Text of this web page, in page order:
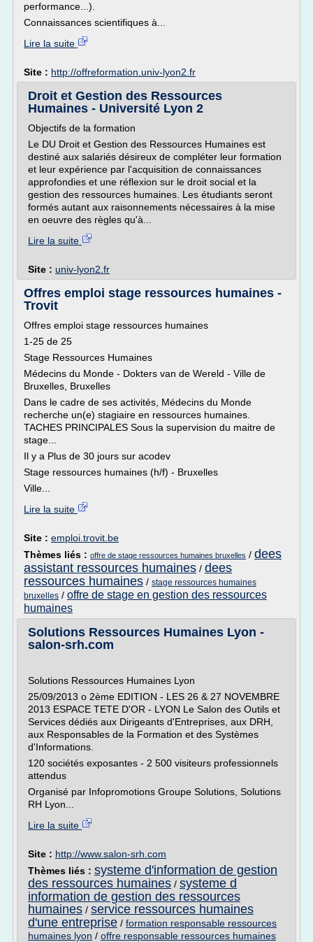
performance...).
Connaissances scientifiques à...
Lire la suite
Site : http://offreformation.univ-lyon2.fr
Droit et Gestion des Ressources
Humaines - Université Lyon 2
Objectifs de la formation
Le DU Droit et Gestion des Ressources Humaines est
destiné aux salariés désireux de compléter leur formation
et leur expérience par l'acquisition de connaissances
approfondies et une réflexion sur le droit social et la
gestion des ressources humaines. Les étudiants seront
formés autant aux raisonnements nécessaires à la mise
en oeuvre des règles qu'à...
Lire la suite
Site : univ-lyon2.fr
Offres emploi stage ressources humaines -
Trovit
Offres emploi stage ressources humaines
1-25 de 25
Stage Ressources Humaines
Médecins du Monde - Dokters van de Wereld - Ville de
Bruxelles, Bruxelles
Dans le cadre de ses activités, Médecins du Monde
recherche un(e) stagiaire en ressources humaines.
TACHES PRINCIPALES Sous la supervision du maitre de
stage...
Il y a Plus de 30 jours sur acodev
Stage ressources humaines (h/f) - Bruxelles
Ville...
Lire la suite
Site : emploi.trovit.be
Thèmes liés : offre de stage ressources humaines bruxelles / dees
assistant ressources humaines / dees
ressources humaines / stage ressources humaines
bruxelles / offre de stage en gestion des ressources
humaines
Solutions Ressources Humaines Lyon -
salon-srh.com
Solutions Ressources Humaines Lyon
25/09/2013 o 2ème EDITION - LES 26 & 27 NOVEMBRE
2013 ESPACE TETE D'OR - LYON Le Salon des Outils et
Services dédiés aux Dirigeants d'Entreprises, aux DRH,
aux Responsables de la Formation et des Systèmes
d'Informations.
120 sociétés exposantes - 2 500 visiteurs professionnels
attendus
Organisé par Infopromotions Groupe Solutions, Solutions
RH Lyon...
Lire la suite
Site : http://www.salon-srh.com
Thèmes liés : systeme d'information de gestion
des ressources humaines / systeme d
information de gestion des ressources
humaines / service ressources humaines
d'une entreprise / formation responsable ressources
humaines lyon / offre responsable ressources humaines